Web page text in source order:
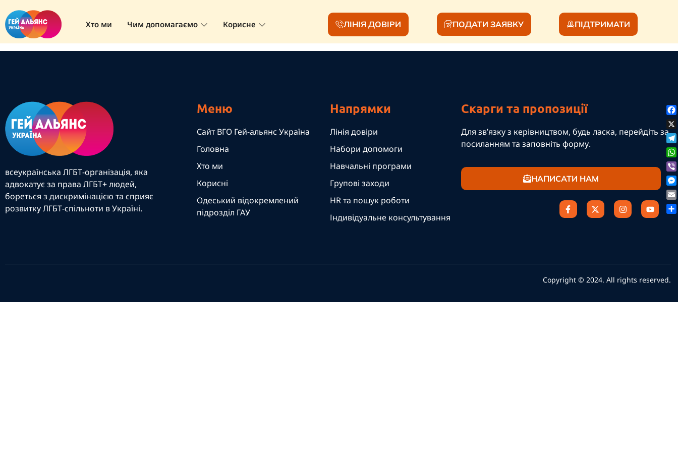
Хто ми Чим допомагаємо Корисне ЛІНІЯ ДОВІРИ ПОДАТИ ЗАЯВКУ ПІДТРИМАТИ
CONTENTS
всеукраїнська ЛГБТ-організація, яка
адвокатує за права ЛГБТ+ людей,
бореться з дискримінацією та сприяє
розвитку ЛГБТ-спільноти в Україні.
Меню
Сайт ВГО Гей-альянс Україна
Головна
Хто ми
Корисні
Одеський відокремлений
підрозділ ГАУ
Напрямки
Лінія довіри
Набори допомоги
Навчальні програми
Групові заходи
HR та пошук роботи
Індивідуальне консультування
Скарги та пропозиції
Для зв’язку з керівництвом, будь ласка, перейдіть за
посиланням та заповніть форму.
НАПИСАТИ НАМ
Copyright © 2024. All rights reserved.
X